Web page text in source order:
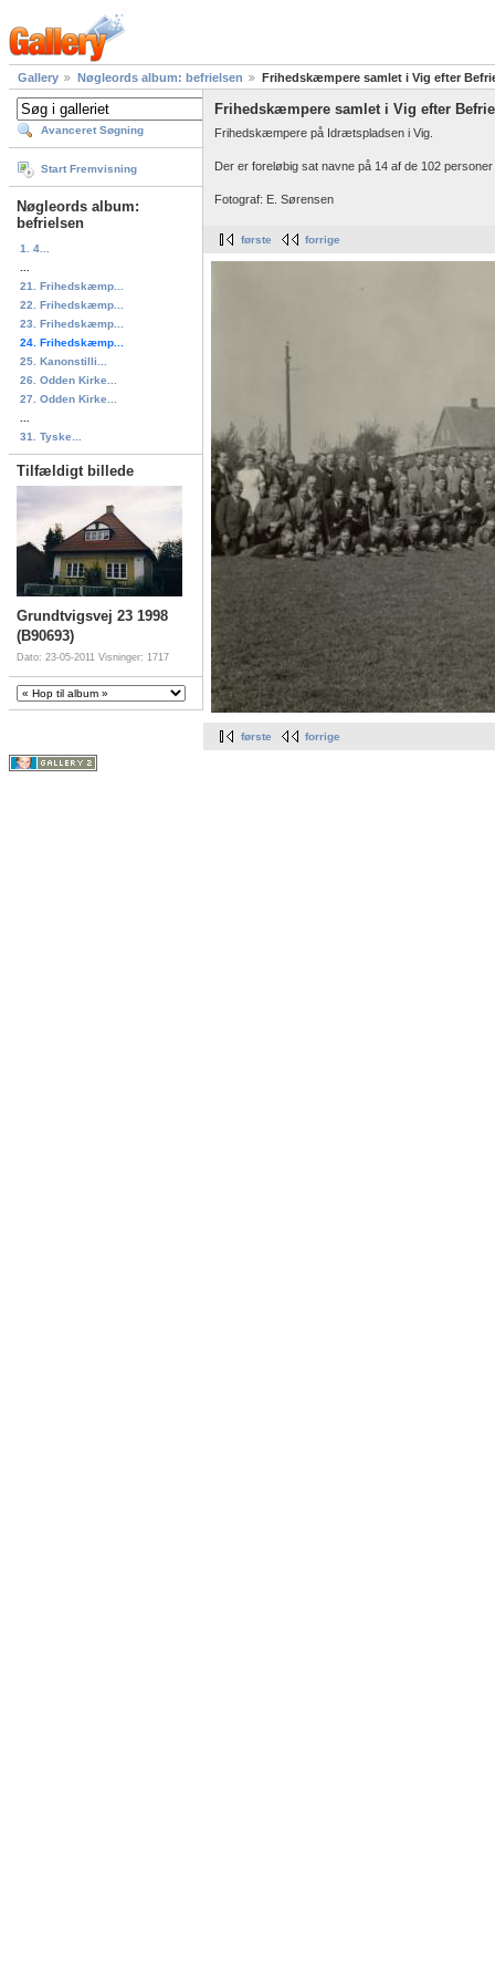
Gallery Nøgleords album: befrielsen Frihedskæmpere samlet i Vig efter
Avanceret Søgning
Start Fremvisning
Nøgleords album:
befrielsen
1. 4...
21. Frihedskæmp...
22. Frihedskæmp...
23. Frihedskæmp...
24. Frihedskæmp...
25. Kanonstilli...
26. Odden Kirke...
27. Odden Kirke...
31. Tyske...
Tilfældigt billede
Grundtvigsvej 23 1998
(B90693)
Dato: 23-05-2011 Visninger: 1717
Frihedskæmpere samlet i Vig efter
Frihedskæmpere på Idrætspladsen i Vig.
Der er foreløbig sat navne på 14 af de 102 personer
Fotograf: E. Sørensen
første forrige
første forrige